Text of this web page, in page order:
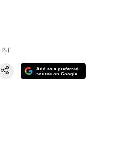
IST
Add as a preferred
source on Google